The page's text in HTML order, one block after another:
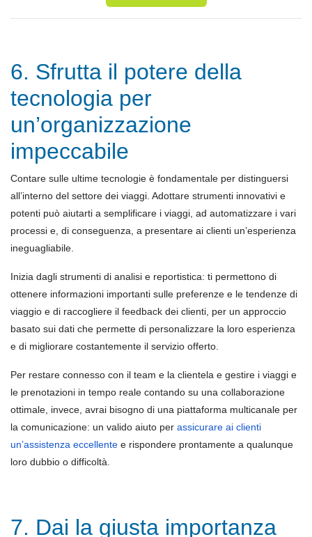
6. Sfrutta il potere della
tecnologia per
un’organizzazione
impeccabile
Contare sulle ultime tecnologie è fondamentale per distinguersi
all’interno del settore dei viaggi. Adottare strumenti innovativi e
potenti può aiutarti a semplificare i viaggi, ad automatizzare i vari
processi e, di conseguenza, a presentare ai clienti un’esperienza
ineguagliabile.
Inizia dagli strumenti di analisi e reportistica: ti permettono di
ottenere informazioni importanti sulle preferenze e le tendenze di
viaggio e di raccogliere il feedback dei clienti, per un approccio
basato sui dati che permette di personalizzare la loro esperienza
e di migliorare costantemente il servizio offerto.
Per restare connesso con il team e la clientela e gestire i viaggi e
le prenotazioni in tempo reale contando su una collaborazione
ottimale, invece, avrai bisogno di una piattaforma multicanale per
la comunicazione: un valido aiuto per assicurare ai clienti
un’assistenza eccellente e rispondere prontamente a qualunque
loro dubbio o difficoltà.
7. Dai la giusta importanza